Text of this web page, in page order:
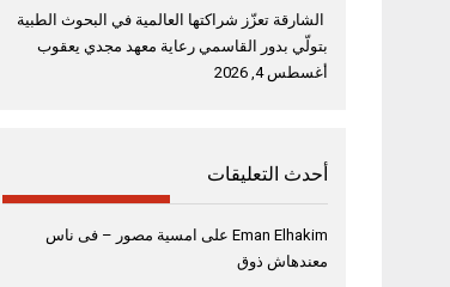
الشارقة تعزّز شراكتها العالمية في البحوث الطبية
بتولّي بدور القاسمي رعاية معهد مجدي يعقوب
أغسطس 4, 2026
أحدث التعليقات
Eman Elhakim على امسية مصور – فى ناس
معندهاش ذوق